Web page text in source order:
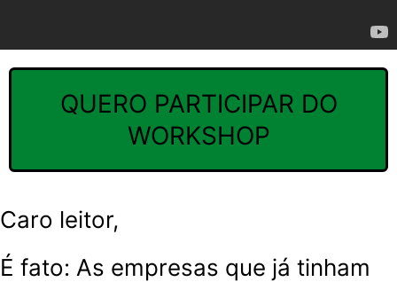
QUERO PARTICIPAR DO
WORKSHOP
Caro leitor,
É fato: As empresas que já tinham